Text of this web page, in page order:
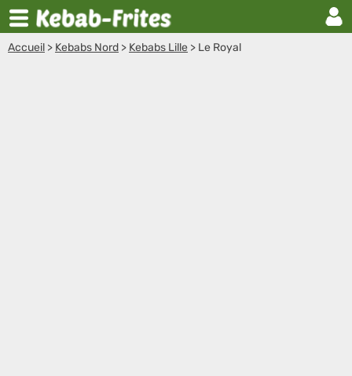
Accueil > Kebabs Nord > Kebabs Lille > Le Royal